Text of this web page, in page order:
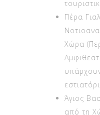
Χώρα
Άγιος
από τη
Τζανάκι: